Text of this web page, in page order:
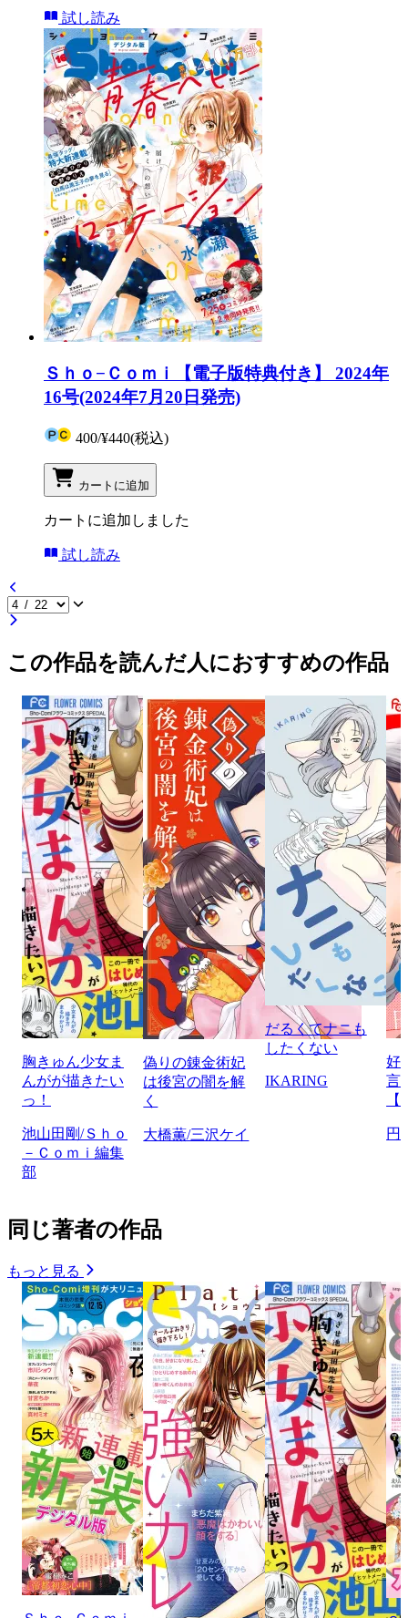
試し読み
Ｓｈｏ−Ｃｏｍｉ【電子版特典付き】 2024年
16号(2024年7月20日発売)
400/¥440(税込)
カートに追加
カートに追加しました
試し読み
この作品を読んだ人におすすめの作品
胸きゅん少女ま
んがが描きたい
っ！
池山田剛/Ｓｈｏ
－Ｃｏｍｉ編集
部
偽りの錬金術妃
は後宮の闇を解
く
大橋薫/三沢ケイ
だるくてナニも
したくない
IKARING
好
言
円
同じ著者の作品
もっと見る